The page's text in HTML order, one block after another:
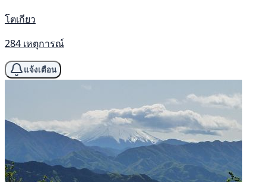
โตเกียว
284 เหตุการณ์
แจ้งเตือน